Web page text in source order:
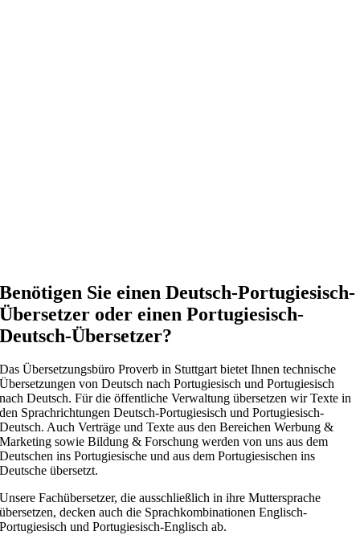
Benötigen Sie einen Deutsch-Portugiesisch-
Übersetzer oder einen Portugiesisch-
Deutsch-Übersetzer?
Das Übersetzungsbüro Proverb in Stuttgart bietet Ihnen technische
Übersetzungen von Deutsch nach Portugiesisch und Portugiesisch
nach Deutsch. Für die öffentliche Verwaltung übersetzen wir Texte in
den Sprachrichtungen Deutsch-Portugiesisch und Portugiesisch-
Deutsch. Auch Verträge und Texte aus den Bereichen Werbung &
Marketing sowie Bildung & Forschung werden von uns aus dem
Deutschen ins Portugiesische und aus dem Portugiesischen ins
Deutsche übersetzt.
Unsere Fachübersetzer, die ausschließlich in ihre Muttersprache
übersetzen, decken auch die Sprachkombinationen Englisch-
Portugiesisch und Portugiesisch-Englisch ab.